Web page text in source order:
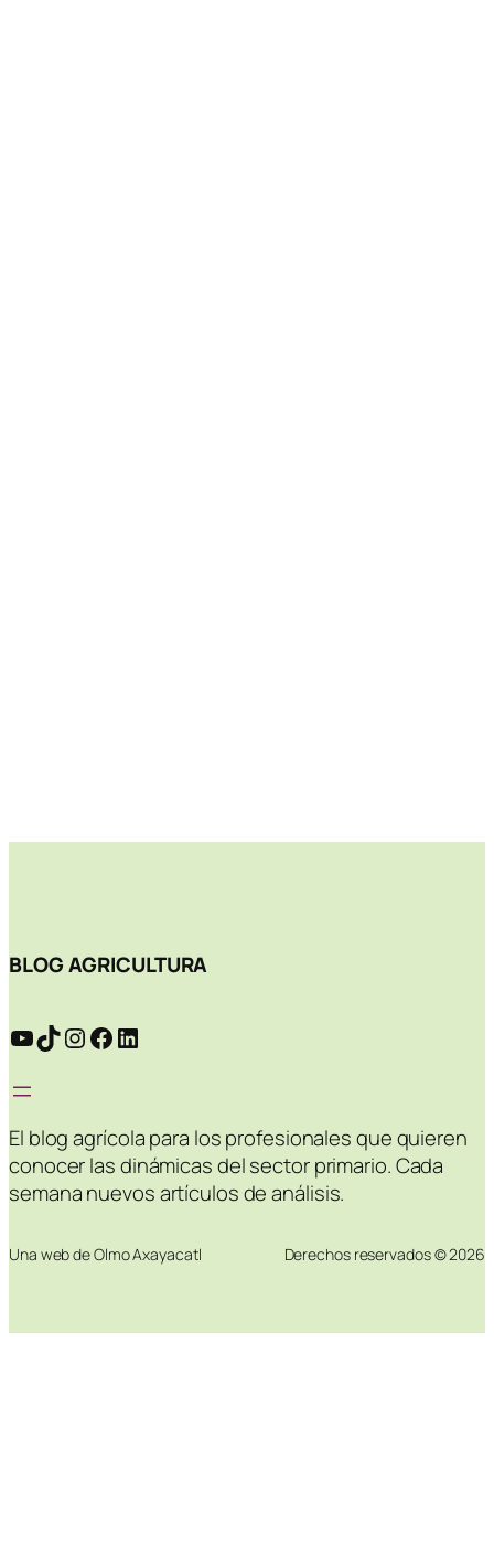
BLOG AGRICULTURA
YouTube
TikTok
Instagram
Facebook
LinkedIn
El blog agrícola para los profesionales que quieren
conocer las dinámicas del sector primario. Cada
semana nuevos artículos de análisis.
Una web de Olmo Axayacatl Derechos reservados © 2026